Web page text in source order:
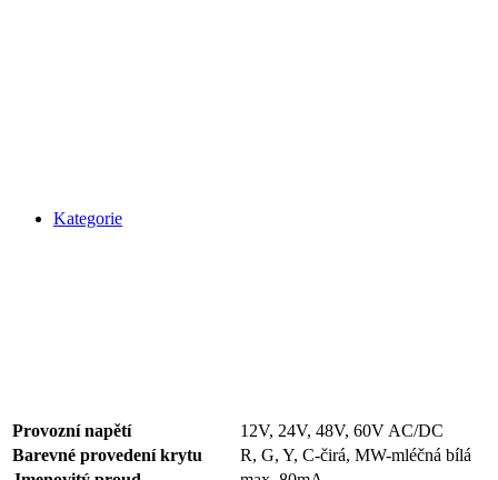
Kategorie
Provozní napětí
12V, 24V, 48V, 60V AC/DC
Barevné provedení krytu
R, G, Y, C-čirá, MW-mléčná bílá